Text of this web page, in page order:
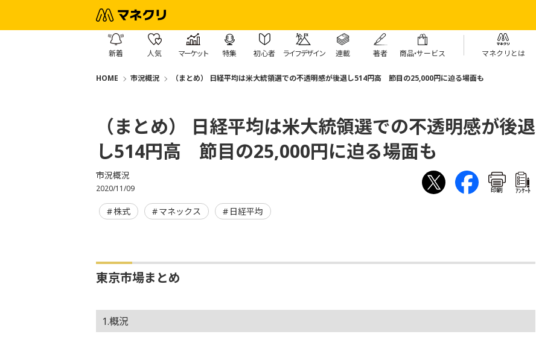
新着 人気 マーケット 特集 初心者 ライフデザイン 連載 著者 商品・サービス マネクリとは
HOME 市況概況 （まとめ） 日経平均は米大統領選での不透明感が後退し514円高 節目の25,000円に迫る場面も
（まとめ） 日経平均は米大統領選での不透明感が後退
し514円高 節目の25,000円に迫る場面も
市況概況
2020/11/09 印刷 ｱﾝｹｰﾄ
株式 マネックス 日経平均
東京市場まとめ
1.概況